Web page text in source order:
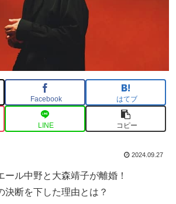
Facebook はてブ
LINE コピー
2024.09.27
ール中野と大森靖子が離婚！
決断を下した理由とは？